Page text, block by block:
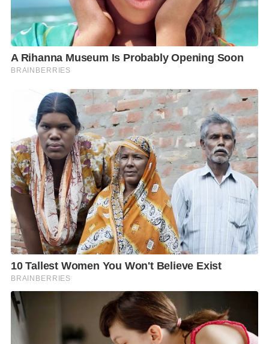
ในกระเพาะอาหาร ทั้งนี้ แผนการรักษาจะขึ้นอยู่กับ
อาการ ประวัติสุขภาพ โรคร่วม และความเหมาะสมของผู้
ป่วยแต่ละราย
ผู้ป่วยควรรับประทานยาอย่างเคร่งครัด และรับประทาน
ยาให้ครบตามระยะเวลาที่กำหนด แม้อาการจะดีขึ้นแล้ว
ก็ตาม เนื่องจากการหยุดยาเองหรือรับประทานยาไม่ครบ
อาจทำให้การกำจัดเชื้อไม่สำเร็จ และเพิ่มโอกาสเกิดการ
ดื้อต่อยาได้
หลังสิ้นสุดการรักษา อาจมีการตรวจติดตามผลเพิ่มเติม
เช่น การตรวจลมหายใจ (Urea Breath Test) หรือการ
ตรวจอุจจาระ (Stool Antigen Test) เพื่อยืนยันว่ากำจัด
เชื้อได้สำเร็จแล้ว การติดตามผลมีความสำคัญ เพราะช่วย
ประเมินผลการรักษา และลดความเสี่ยงของการอักเสบ
เรื้อรังที่อาจนำไปสู่ภาวะแทรกซ้อนในระยะยาว
หากตรวจติดตามแล้วยังพบเชื้ออยู่ แพทย์จะประเมินหา
สาเหตุและวางแผนการรักษาใหม่ให้เหมาะกับผู้ป่วย
แต่ละราย ซึ่งไม่ได้หมายความว่าจะเกิดอันตรายรุนแรง
ทันที แต่ไม่ควรปล่อยทิ้งไว้ เพราะภาวะดังกล่าวอาจทำให้
กระเพาะอาหารอักเสบต่อเนื่อง และเพิ่มโอกาสเกิดภาวะ